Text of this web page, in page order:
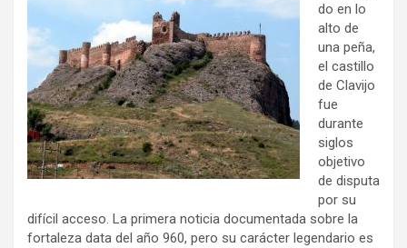
do en lo
alto de
una peña,
el castillo
de Clavijo
fue
durante
siglos
objetivo
de disputa
por su
difícil acceso. La primera noticia documentada sobre la
fortaleza data del año 960, pero su carácter legendario es